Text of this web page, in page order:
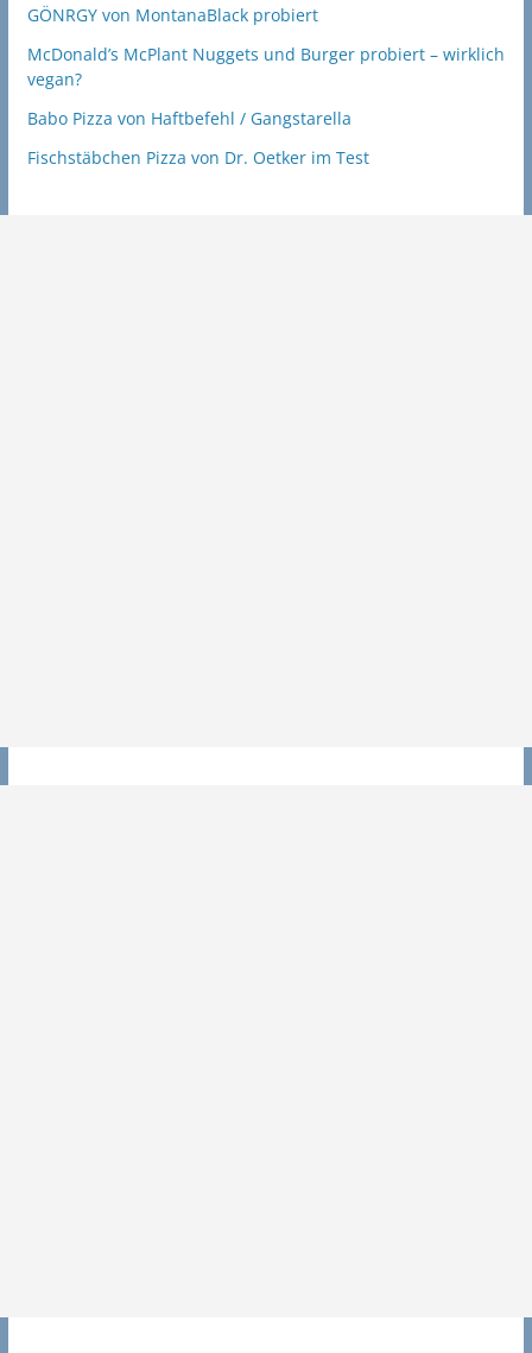
GÖNRGY von MontanaBlack probiert
McDonald’s McPlant Nuggets und Burger probiert – wirklich
vegan?
Babo Pizza von Haftbefehl / Gangstarella
Fischstäbchen Pizza von Dr. Oetker im Test